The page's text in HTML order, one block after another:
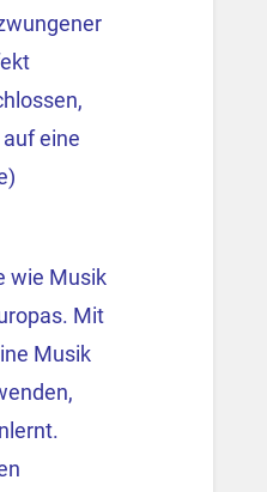
eine
wie Musik
Mit
Musik